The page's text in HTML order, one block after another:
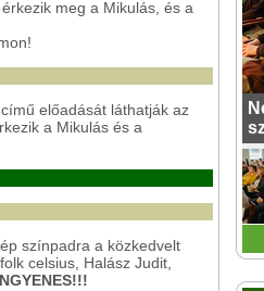
meg a Mikulás, és a
előadását láthatják az
a Mikulás és a
színpadra a közkedvelt
celsius, Halász Judit,